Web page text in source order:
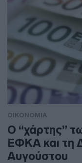
ΟΙΚΟΝΟΜΙΑ
Ο “χάρτης”
ΕΦΚΑ και τη
Αυγούστου